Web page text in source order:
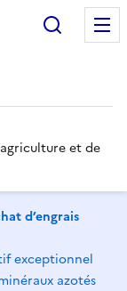
et de
d’engrais
exceptionnel
azotés